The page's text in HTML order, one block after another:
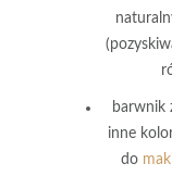
barwnik
inne
do